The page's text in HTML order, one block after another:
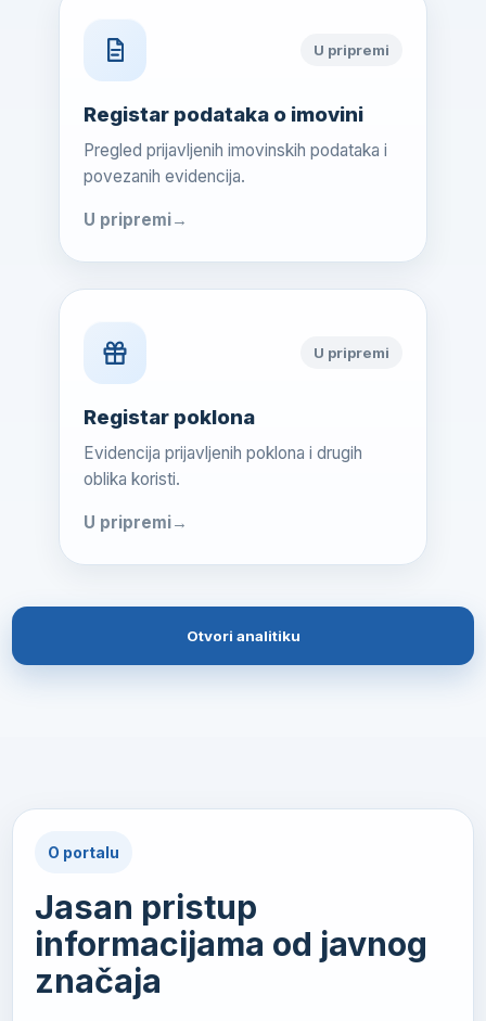
U pripremi
Registar podataka o imovini
Pregled prijavljenih imovinskih podataka i
povezanih evidencija.
U pripremi
U pripremi
Registar poklona
Evidencija prijavljenih poklona i drugih
oblika koristi.
U pripremi
Otvori analitiku
O portalu
Jasan pristup
informacijama od javnog
značaja